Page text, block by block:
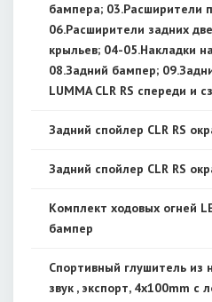
бампера; 03.Расширители
06.Расширители задних
крыльев; 04-05.Накладки
08.Задний бампер;
LUMMA CLR RS спереди и
Задний спойлер CLR RS
Задний спойлер CLR RS
Комплект ходовых огней
бампер
Спортивный глушитель из
звук , экспорт, 4x100mm с